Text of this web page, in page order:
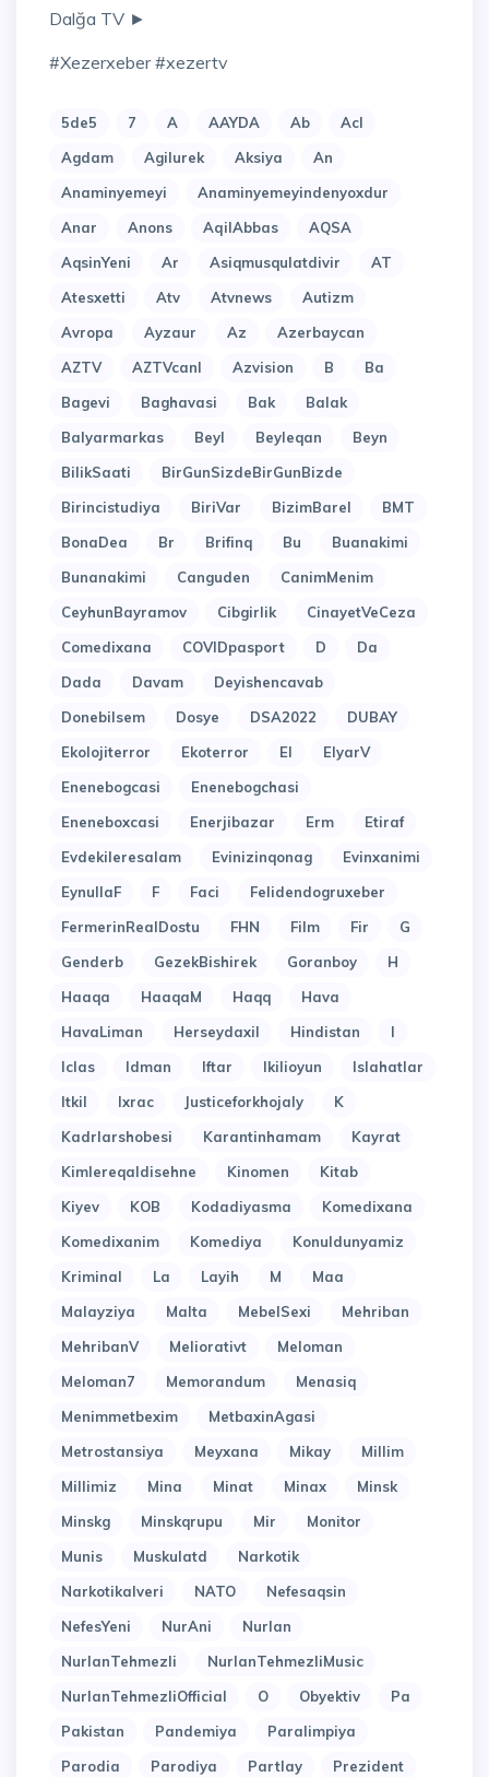
Dalğa TV ►
#xezerxeber #xezertv
5de5 7 A AAYDA Ab
Acl
Agdam
Agilurek Aksiya
An
Anaminyemeyi
Anaminyemeyindenyoxdur
Anar
Anons AqilAbbas
AQSA
AqsinYeni
Ar Asiqmusqulatdivir
AT
Atesxetti
Atv Atvnews
Autizm
Avropa
Ayzaur Az
Azerbaycan
AZTV
AZTVcanl Azvision B
Ba
Bagevi
Baghavasi Bak
Balak
Balyarmarkas
Beyl Beyleqan
Beyn
BilikSaati
BirGunSizdeBirGunBizde
Birincistudiya
BiriVar BizimBarel
BMT
BonaDea
Br Brifinq Bu
Buanakimi
Bunanakimi
Canguden
CanimMenim
CeyhunBayramov
Cibgirlik
CinayetVeCeza
Comedixana
COVIDpasport D
Da
Dada
Davam
Deyishencavab
Donebilsem
Dosye DSA2022
DUBAY
Ekolojiterror
Ekoterror El
ElyarV
Enenebogcasi
Enenebogchasi
Eneneboxcasi
Enerjibazar Erm
Etiraf
Evdekileresalam
Evinizinqonag
Evinxanimi
EynullaF
F Faci
Felidendogruxeber
FermerinRealDostu
FHN Film Fir
G
Genderb
GezekBishirek Goranboy
H
Haaqa
HaaqaM Haqq
Hava
HavaLiman
Herseydaxil Hindistan
I
Iclas
Idman Iftar Ikilioyun
Islahatlar
Itkil
Ixrac Justiceforkhojaly
K
Kadrlarshobesi
Karantinhamam
Kayrat
Kimlereqaldisehne
Kinomen
Kitab
Kiyev
KOB Kodadiyasma
Komedixana
Komedixanim
Komediya
Konuldunyamiz
Kriminal
La Layih M
Maa
Malayziya
Malta MebelSexi
Mehriban
MehribanV
Meliorativt
Meloman
Meloman7
Memorandum
Menasiq
Menimmetbexim
MetbaxinAgasi
Metrostansiya
Meyxana Mikay
Millim
Millimiz
Mina Minat Minax
Minsk
Minskg
Minskqrupu Mir
Monitor
Munis
Muskulatd
Narkotik
Narkotikalveri
NATO
Nefesaqsin
NefesYeni
NurAni
Nurlan
NurlanTehmezli
NurlanTehmezliMusic
NurlanTehmezliOfficial
O Obyektiv
Pa
Pakistan
Pandemiya
Paralimpiya
Parodia
Parodiya Partlay
Prezident